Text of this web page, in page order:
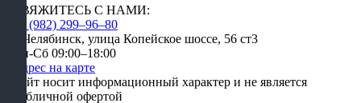
СВЯЖИТЕСЬ С НАМИ:
+7 (982) 299‒96‒80
г. Челябинск, улица Копейское шоссе, 56 ст3​
Пн-Сб 09:00–18:00
Адрес на карте
Сайт носит информационный характер и не является
публичной офертой